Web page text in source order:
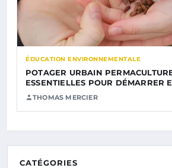
ÉDUCATION ENVIRONNEMENTALE
POTAGER URBAIN
ESSENTIELLES POUR DÉMARRER
THOMAS MERCIER
CATÉGORIES